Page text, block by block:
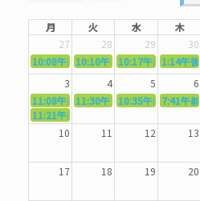
月 火 水 木
27
28 29 30
10:08午前
5362．～国語力を〜
10:10午前5363．～自信を〜
10:17午前 5364．
1:14午後
3
4 5 6
11:08午前
5367．～機能を育てる〜
11:30午前5369．～歌唱造
10:35午前 5370．
7:41午前
11:21午前
10
11 12 13
17 18 19 20